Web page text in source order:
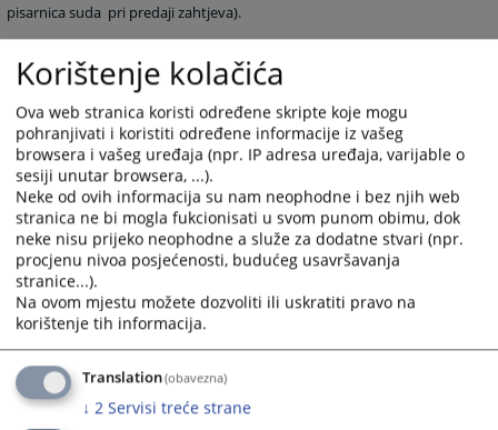
pisarnica suda pri predaji zahtjeva).
suda.
1615PREGLEDA
Korištenje kolačića
Ova web stranica koristi određene skripte koje mogu
pohranjivati i koristiti određene informacije iz vašeg
browsera i vašeg uređaja (npr. IP adresa uređaja, varijable o
sesiji unutar browsera, ...).
Neke od ovih informacija su nam neophodne i bez njih web
stranica ne bi mogla fukcionisati u svom punom obimu, dok
neke nisu prijeko neophodne a služe za dodatne stvari (npr.
procjenu nivoa posjećenosti, budućeg usavršavanja
stranice...).
Na ovom mjestu možete dozvoliti ili uskratiti pravo na
korištenje tih informacija.
Translation(obavezna)
↓ 2 Servisi treće strane